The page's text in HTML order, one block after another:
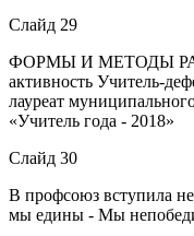
Слайд 29
ФОРМЫ И МЕТОДЫ
активность Учитель-
лауреат
«Учитель года - 2018»
Слайд 30
В профсоюз вступила
мы едины - Мы